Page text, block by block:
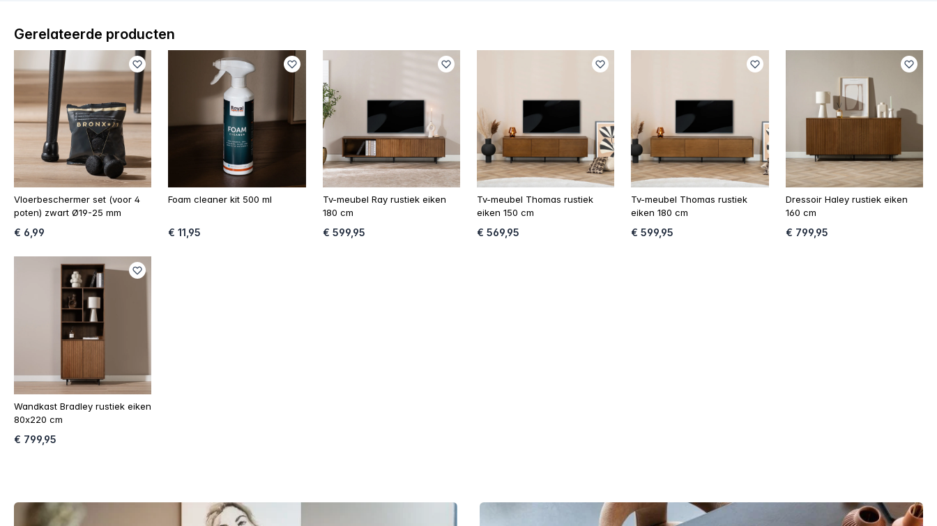
Gerelateerde producten
Vloerbeschermer set (voor 4
poten) zwart Ø19-25 mm
€ 6,99
Foam cleaner kit 500 ml
€ 11,95
Tv-meubel Ray rustiek eiken
180 cm
€ 599,95
Tv-meubel Thomas rustiek
eiken 150 cm
€ 569,95
Tv-meubel Thomas rustiek
eiken 180 cm
€ 599,95
Dressoir Haley rustiek eiken
160 cm
€ 799,95
Wandkast Bradley rustiek eiken
80x220 cm
€ 799,95